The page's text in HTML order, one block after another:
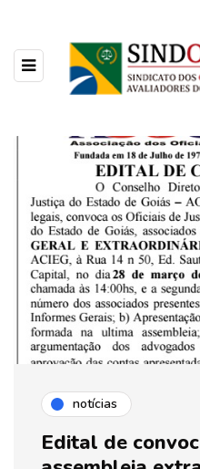
notícias
Edital de